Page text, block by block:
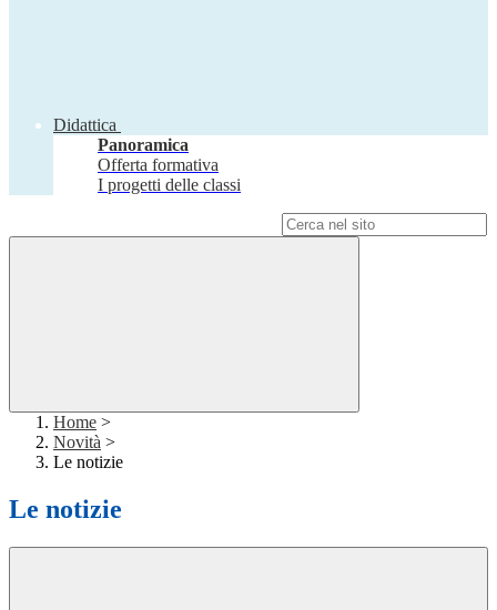
Didattica
Panoramica
Offerta formativa
I progetti delle classi
Home >
Novità >
Le notizie
Le notizie